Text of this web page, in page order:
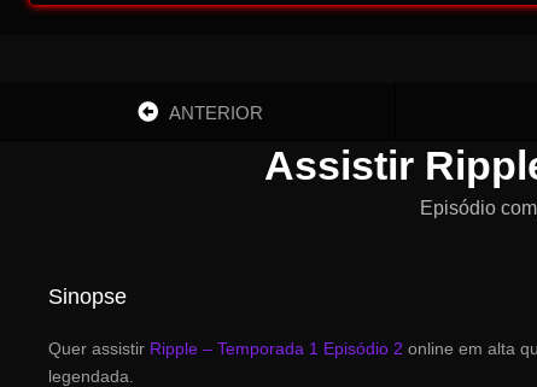
ANTERIOR
Assistir
Episódio
Sinopse
Quer assistir Ripple – Temporada 1 Episódio 2 online em alta
legendada.